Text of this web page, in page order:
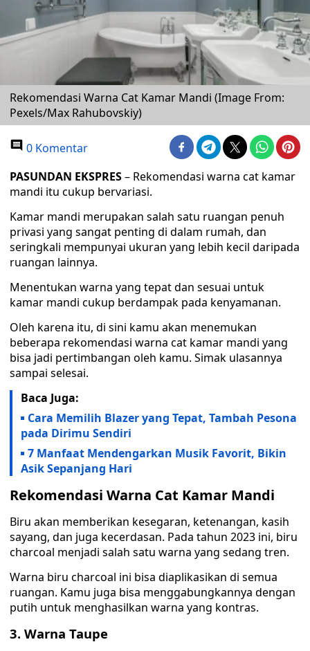
Rekomendasi Warna Cat Kamar Mandi (Image From:
Pexels/Max Rahubovskiy)
0 Komentar
PASUNDAN EKSPRES– Rekomendasi warna cat kamar
mandi itu cukup bervariasi.
Kamar mandi merupakan salah satu ruangan penuh
privasi yang sangat penting di dalam rumah, dan
seringkali mempunyai ukuran yang lebih kecil daripada
ruangan lainnya.
Menentukan warna yang tepat dan sesuai untuk
kamar mandi cukup berdampak pada kenyamanan.
Oleh karena itu, di sini kamu akan menemukan
beberapa rekomendasi warna cat kamar mandi yang
bisa jadi pertimbangan oleh kamu. Simak ulasannya
sampai selesai.
Baca Juga:
Cara Memilih Blazer yang Tepat, Tambah Pesona
pada Dirimu Sendiri
7 Manfaat Mendengarkan Musik Favorit, Bikin
Asik Sepanjang Hari
Rekomendasi Warna Cat Kamar Mandi
Biru akan memberikan kesegaran, ketenangan, kasih
sayang, dan juga kecerdasan. Pada tahun 2023 ini, biru
charcoal menjadi salah satu warna yang sedang tren.
Warna biru charcoal ini bisa diaplikasikan di semua
ruangan. Kamu juga bisa menggabungkannya dengan
putih untuk menghasilkan warna yang kontras.
3. Warna Taupe